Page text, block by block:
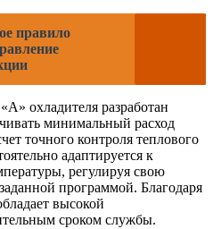
правило
охладителя разработан
минимальный расход
точного контроля теплового
адаптируется к
регулируя свою
программой. Благодаря
высокой
сроком службы.